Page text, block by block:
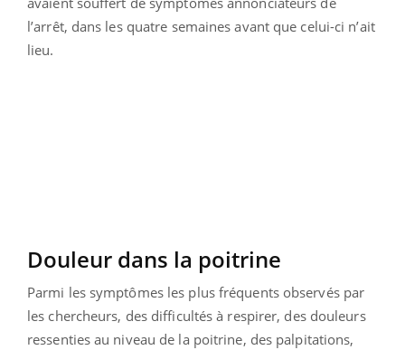
l’arrêt, dans les quatre semaines avant que celui-ci n’ait
lieu.
Douleur dans la poitrine
Parmi les symptômes les plus fréquents observés par
les chercheurs, des difficultés à respirer, des douleurs
ressenties au niveau de la poitrine, des palpitations,